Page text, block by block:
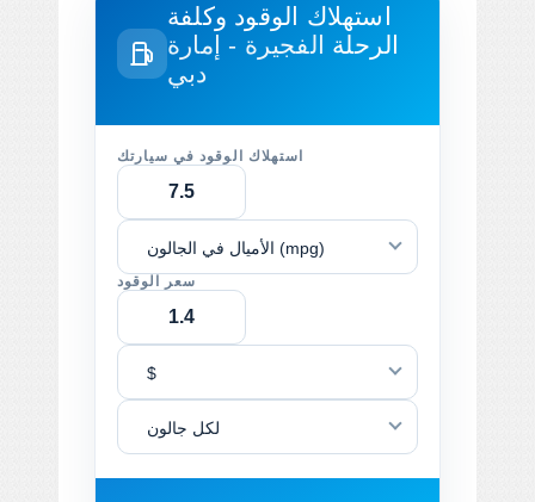
استهلاك الوقود وكلفة
الرحلة الفجيرة - إمارة
دبي
استهلاك الوقود في سيارتك
الأميال في الجالون (mpg)
سعر الوقود
$
لكل جالون